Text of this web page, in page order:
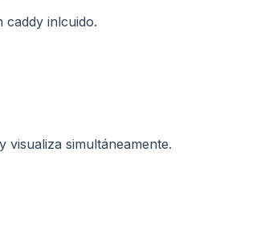
caddy inlcuido.
visualiza simultáneamente.